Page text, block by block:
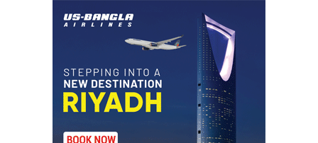
মার্শাল আর্ট ক্লাব কাপে ‘জুসা মার্শাল
আর্ট’ এর সাফল্য, শ্রীমঙ্গলের আয়াত ও
আইরাহ ঝুলিতে ৪ পদক
লাউয়াছড়া জাতীয় উদ্যানের সিএমসি
হিসাবরক্ষক আবজালুল হকের
মৃত্যুতে,এলাকায় শোকের ছায়া